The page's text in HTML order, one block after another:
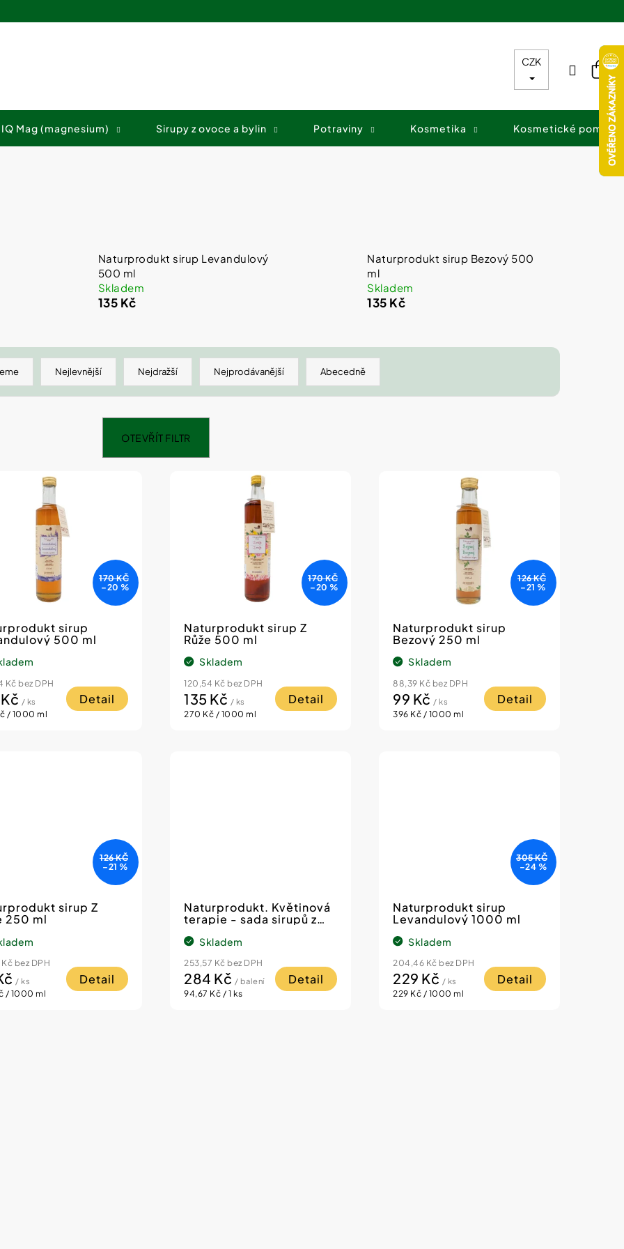
Mag (magnesium) Sirupy z ovoce a bylin Potraviny Kosmetika Kosmetické
CZK
Naturprodukt sirup Levandulový
500 ml
Skladem
135 Kč
Naturprodukt sirup Bezový 500
ml
Skladem
135 Kč
Nejlevnější Nejdražší Nejprodávanější Abecedně
OTEVŘÍT FILTR
170 KČ
–20 %
sirup
500 ml
Kč bez DPH
/ ks
/ 1000 ml
Detail
170 KČ
–20 %
Naturprodukt sirup Z
Růže 500 ml
Skladem
120,54 Kč bez DPH
135 Kč / ks
Měrná
270 Kč / 1000 ml
Detail
126 KČ
–21 %
Naturprodukt sirup
Bezový 250 ml
Skladem
88,39 Kč bez DPH
99 Kč / ks
Měrná
396 Kč / 1000 ml
Detail
126 KČ
–21 %
sirup Z
250 ml
bez DPH
/ ks
/ 1000 ml
Detail
Naturprodukt. Květinová
terapie - sada sirupů z
Skladem
253,57 Kč bez DPH
284 Kč / balení
Měrná
94,67 Kč / 1 ks
Detail
305 KČ
–24 %
Naturprodukt sirup
Levandulový 1000 ml
Skladem
204,46 Kč bez DPH
229 Kč / ks
Měrná
229 Kč / 1000 ml
Detail
HLEDAT
Kč
188 Kč